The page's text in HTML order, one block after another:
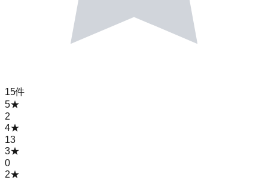
15件
5★
2
4★
13
3★
0
2★